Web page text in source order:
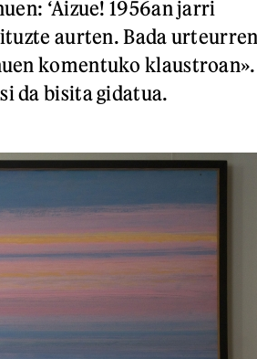
‘Aizue! 1956an jarri
aurten. Bada
komentuko klaustroan».
da bisita gidatua.